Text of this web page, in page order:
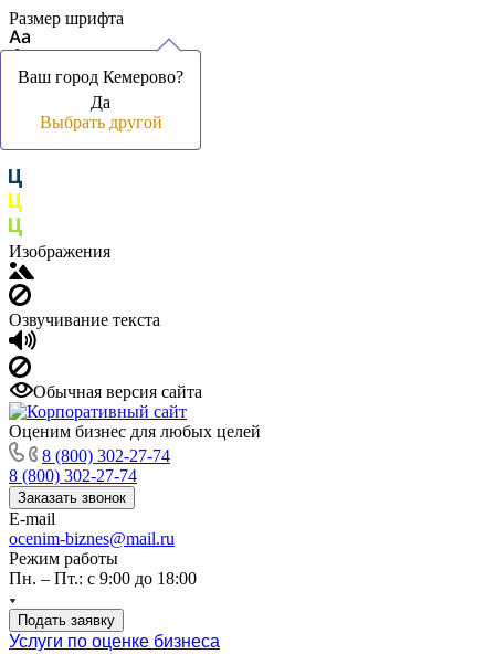
Размер шрифта
Цвет фона и шрифта
Изображения
Озвучивание текста
Обычная версия сайта
Оценим бизнес для любых целей
8 (800) 302-27-74
8 (800) 302-27-74
Заказать звонок
E-mail
ocenim-biznes@mail.ru
Режим работы
Пн. – Пт.: с 9:00 до 18:00
Подать заявку
Услуги по оценке бизнеса
Ваш город Кемерово?
Да
Выбрать другой
Ваш город Кемерово?
Да
Выбрать другой